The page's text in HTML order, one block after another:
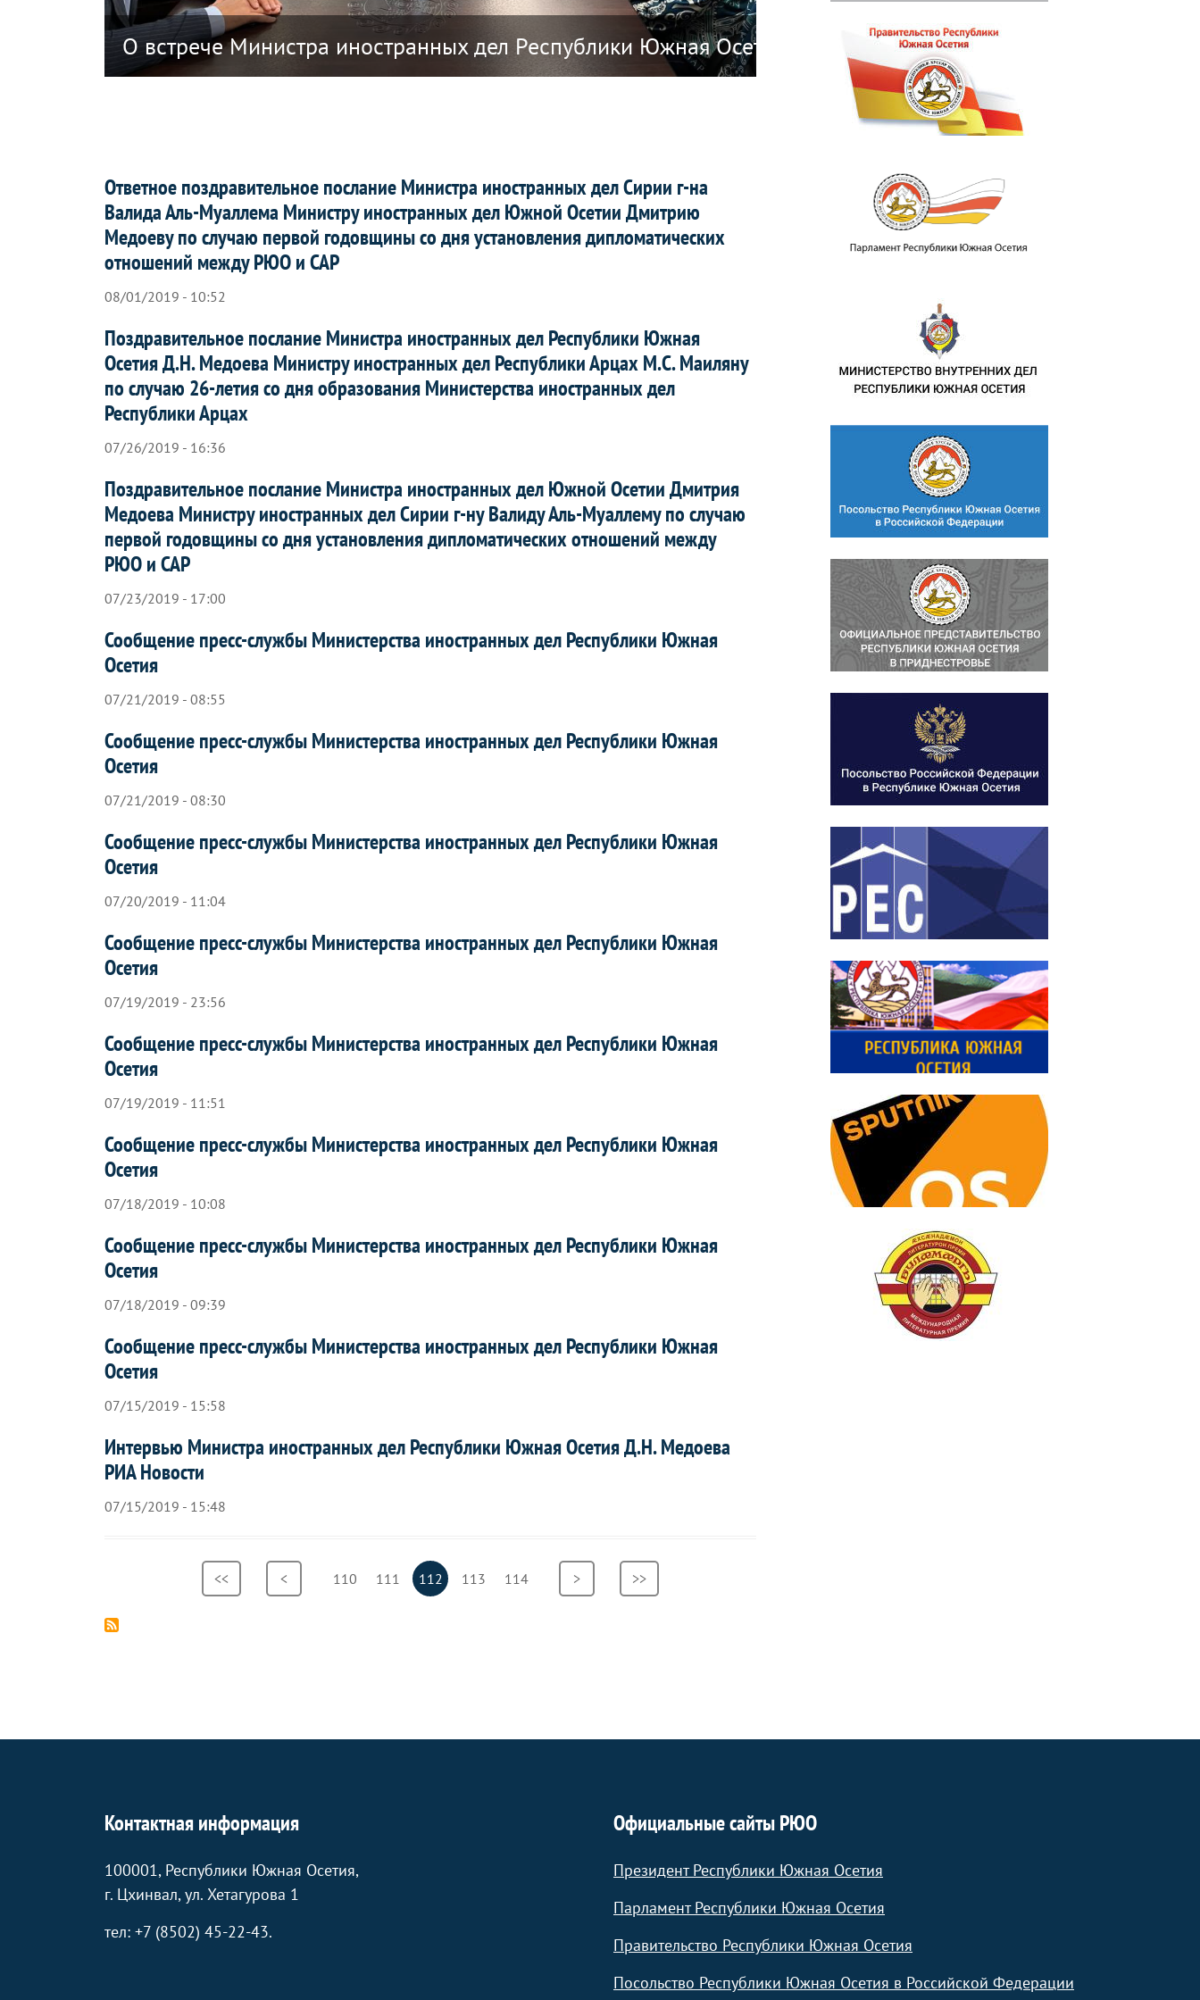
Южная Осетия в связи с решением Республики Наоэро о прекращении дипломатических отношений с
О встрече Министра иностранных дел Республики Южная Осетия А.М. Джиоева с представителями
О памятных мероприятиях в связи с 46-
Ответное поздравительное послание Министра иностранных дел Сирии г-на
Валида Аль-Муаллема Министру иностранных дел Южной Осетии Дмитрию
Медоеву по случаю первой годовщины со дня установления дипломатических
отношений между РЮО и САР
08/01/2019 - 10:52
Поздравительное послание Министра иностранных дел Республики Южная
Осетия Д.Н. Медоева Министру иностранных дел Республики Арцах М.С. Маиляну
по случаю 26-летия со дня образования Министерства иностранных дел
Республики Арцах
07/26/2019 - 16:36
Поздравительное послание Министра иностранных дел Южной Осетии Дмитрия
Медоева Министру иностранных дел Сирии г-ну Валиду Аль-Муаллему по случаю
первой годовщины со дня установления дипломатических отношений между
РЮО и САР
07/23/2019 - 17:00
Сообщение пресс-службы Министерства иностранных дел Республики Южная
Осетия
07/21/2019 - 08:55
Сообщение пресс-службы Министерства иностранных дел Республики Южная
Осетия
07/21/2019 - 08:30
Сообщение пресс-службы Министерства иностранных дел Республики Южная
Осетия
07/20/2019 - 11:04
Сообщение пресс-службы Министерства иностранных дел Республики Южная
Осетия
07/19/2019 - 23:56
Сообщение пресс-службы Министерства иностранных дел Республики Южная
Осетия
07/19/2019 - 11:51
Сообщение пресс-службы Министерства иностранных дел Республики Южная
Осетия
07/18/2019 - 10:08
Сообщение пресс-службы Министерства иностранных дел Республики Южная
Осетия
07/18/2019 - 09:39
Сообщение пресс-службы Министерства иностранных дел Республики Южная
Осетия
07/15/2019 - 15:58
Интервью Министра иностранных дел Республики Южная Осетия Д.Н. Медоева
РИА Новости
07/15/2019 - 15:48
НумерацияПервая
<<
Предыдущая
< Страница
110 Страница
111
Текущая
112 Страница
113 Страница
114
Следующая
>
Последняя
>>
Контактная информация
100001, Республики Южная Осетия,
г. Цхинвал, ул. Хетагурова 1
тел: +7 (8502) 45-22-43.
Официальные сайты РЮО
Президент Республики Южная Осетия
Парламент Республики Южная Осетия
Правительство Республики Южная Осетия
Посольство Республики Южная Осетия в Российской Федерации